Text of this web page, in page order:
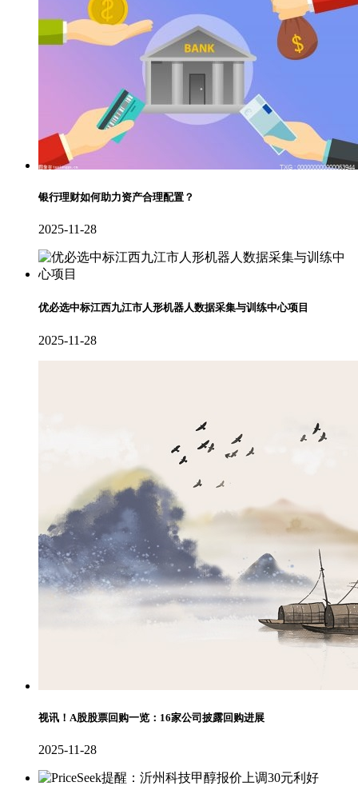
银行理财如何助力资产合理配置？
2025-11-28
优必选中标江西九江市人形机器人数据采集与训练中心项目
2025-11-28
视讯！A股股票回购一览：16家公司披露回购进展
2025-11-28